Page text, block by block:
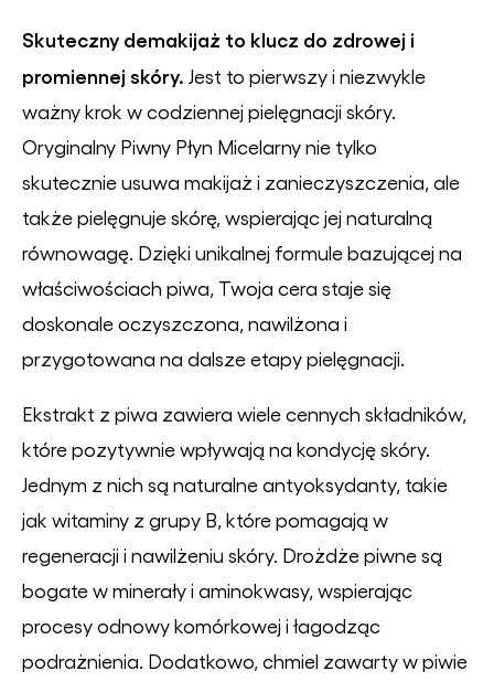
Skuteczny demakijaż to klucz do zdrowej i
promiennej skóry. Jest to pierwszy i niezwykle
ważny krok w codziennej pielęgnacji skóry.
Oryginalny Piwny Płyn Micelarny nie tylko
skutecznie usuwa makijaż i zanieczyszczenia, ale
także pielęgnuje skórę, wspierając jej naturalną
równowagę. Dzięki unikalnej formule bazującej na
właściwościach piwa, Twoja cera staje się
doskonale oczyszczona, nawilżona i
przygotowana na dalsze etapy pielęgnacji.
Ekstrakt z piwa zawiera wiele cennych składników,
które pozytywnie wpływają na kondycję skóry.
Jednym z nich są naturalne antyoksydanty, takie
jak witaminy z grupy B, które pomagają w
regeneracji i nawilżeniu skóry. Drożdże piwne są
bogate w minerały i aminokwasy, wspierając
procesy odnowy komórkowej i łagodząc
podrażnienia. Dodatkowo, chmiel zawarty w piwie